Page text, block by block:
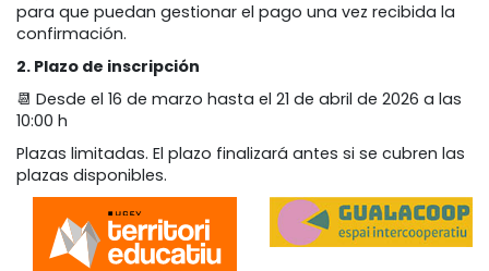
para que puedan gestionar el pago una vez recibida la
confirmación.
2. Plazo de inscripción
📆 Desde el 16 de marzo hasta el 21 de abril de 2026 a las
10:00 h
Plazas limitadas. El plazo finalizará antes si se cubren las
plazas disponibles.